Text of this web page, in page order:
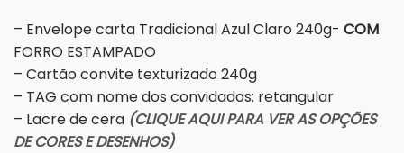
– Envelope carta Tradicional Azul Claro 240g- COM
FORRO ESTAMPADO
– Cartão convite texturizado 240g
– TAG com nome dos convidados: retangular
– Lacre de cera (CLIQUE AQUI PARA VER AS OPÇÕES
DE CORES E DESENHOS)